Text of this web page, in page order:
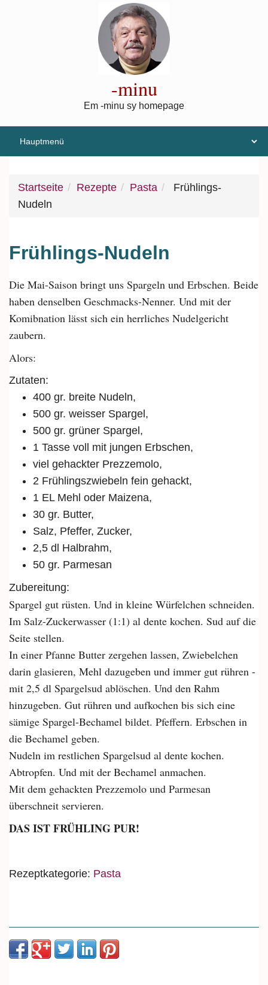
-minu
Em -minu sy homepage
Startseite Rezepte Pasta
Frühlings-
Nudeln
Frühlings-Nudeln
Die Mai-Saison bringt uns Spargeln und Erbschen. Beide
haben denselben Geschmacks-Nenner. Und mit der
Komibnation lässt sich ein herrliches Nudelgericht
zaubern.
Alors:
Zutaten:
400 gr. breite Nudeln,
500 gr. weisser Spargel,
500 gr. grüner Spargel,
1 Tasse voll mit jungen Erbschen,
viel gehackter Prezzemolo,
2 Frühlingszwiebeln fein gehackt,
1 EL Mehl oder Maizena,
30 gr. Butter,
Salz, Pfeffer, Zucker,
2,5 dl Halbrahm,
50 gr. Parmesan
Zubereitung:
Spargel gut rüsten. Und in kleine Würfelchen schneiden.
Im Salz-Zuckerwasser (1:1) al dente kochen. Sud auf die
Seite stellen.
In einer Pfanne Butter zergehen lassen, Zwiebelchen
darin glasieren, Mehl dazugeben und immer gut rühren -
mit 2,5 dl Spargelsud ablöschen. Und den Rahm
hinzugeben. Gut rühren und aufkochen bis sich eine
sämige Spargel-Bechamel bildet. Pfeffern. Erbschen in
die Bechamel geben.
Nudeln im restlichen Spargelsud al dente kochen.
Abtropfen. Und mit der Bechamel anmachen.
Mit dem gehackten Prezzemolo und Parmesan
überschneit servieren.
DAS IST FRÜHLING PUR!
Rezeptkategorie: Pasta